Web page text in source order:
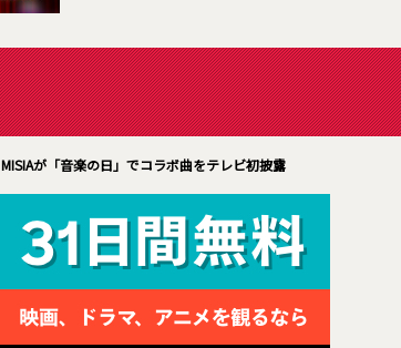
が「音楽の日」でコラボ曲をテレビ初披露